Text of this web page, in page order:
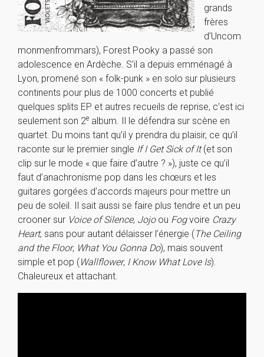
grands
frères
d’Uncom
monmenfrommars), Forest Pooky a passé son
adolescence en Ardèche. S’il a depuis emménagé à
Lyon, promené son « folk-punk » en solo sur plusieurs
continents pour plus de 1000 concerts et publié
quelques splits EP et autres recueils de reprise, c’est ici
seulement son 2e album. Il le défendra sur scène en
quartet. Du moins tant qu’il y prendra du plaisir, ce qu’il
raconte sur le premier single If I Get Sick of It(et son
clip sur le mode « que faire d’autre ? »), juste ce qu’il
faut d’anachronisme pop dans les chœurs et les
guitares gorgées d’accords majeurs pour mettre un
peu de soleil. Il sait aussi se faire plus tendre et un peu
crooner sur Voice of Silence, Jojoou Fogvoire Crazy
Heart, sans pour autant délaisser l’énergie (The Ceiling
and the Floor, What You Gonna Do), mais souvent
simple et pop (Wallflower, I Know What Love Is).
Chaleureux et attachant.